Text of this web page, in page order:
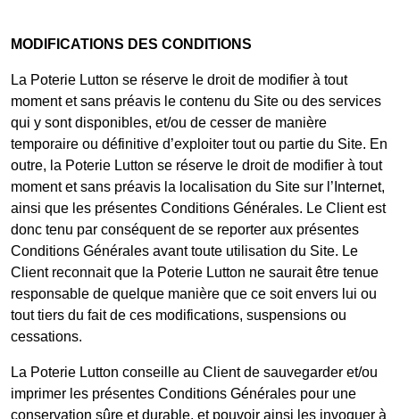
MODIFICATIONS DES CONDITIONS
La Poterie Lutton se réserve le droit de modifier à tout
moment et sans préavis le contenu du Site ou des services
qui y sont disponibles, et/ou de cesser de manière
temporaire ou définitive d’exploiter tout ou partie du Site. En
outre, la Poterie Lutton se réserve le droit de modifier à tout
moment et sans préavis la localisation du Site sur l’Internet,
ainsi que les présentes Conditions Générales. Le Client est
donc tenu par conséquent de se reporter aux présentes
Conditions Générales avant toute utilisation du Site. Le
Client reconnait que la Poterie Lutton ne saurait être tenue
responsable de quelque manière que ce soit envers lui ou
tout tiers du fait de ces modifications, suspensions ou
cessations.
La Poterie Lutton conseille au Client de sauvegarder et/ou
imprimer les présentes Conditions Générales pour une
conservation sûre et durable, et pouvoir ainsi les invoquer à